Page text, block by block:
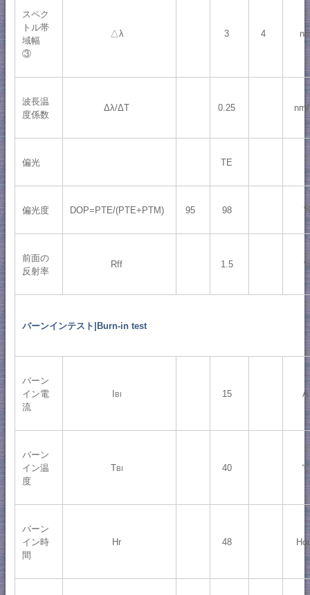
スペク
トル帯
域幅
③
△λ 3 4
波長温
度係数
Δλ/ΔT 0.25
偏光 TE
偏光度 DOP=PTE/(PTE+PTM) 95 98
前面の
反射率
Rff 1.5
バーンインテスト|Burn-in test
バーン
イン電
流
IBI 15 A
バーン
イン温
度
TBI 40 ℃
バーン
イン時
間
Hr 48